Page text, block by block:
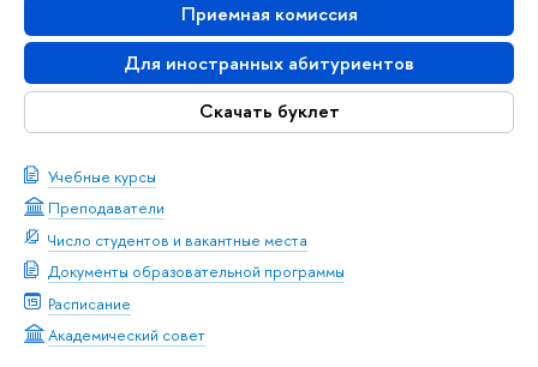
Приемная комиссия
Для иностранных абитуриентов
Скачать буклет
Учебные курсы
Преподаватели
Число студентов и вакантные места
Документы образовательной программы
Расписание
Академический совет